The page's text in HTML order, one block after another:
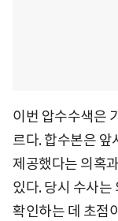
이번 압수수색은
르다. 합수본은
제공했다는 의혹
있다. 당시 수사는
확인하는 데 초점